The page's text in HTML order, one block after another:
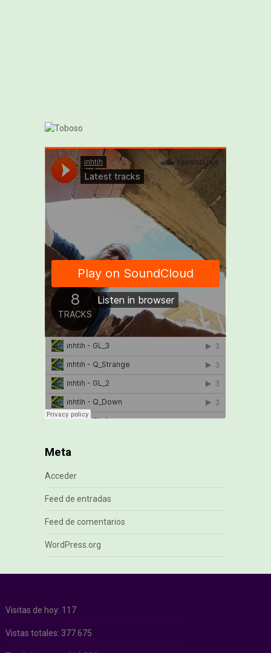
Meta
Acceder
Feed de entradas
Feed de comentarios
WordPress.org
Visitas de hoy: 117
Vistas totales: 377.675